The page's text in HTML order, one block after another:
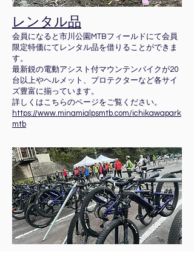
レンタル品
会員になると市川公園MTBフィールドにて会員
限定特価にてレンタル品を借りることができま
す。
最新鋭の電動アシスト付マウンテンバイクが20
台以上やヘルメット、プロテクターなど各サイ
ズ豊富に揃っています。
詳しくはこちらのページをご覧ください。
https://www.minamialpsmtb.com/ichikawapark
mtb